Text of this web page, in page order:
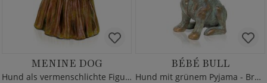
MENINE DOG
Hund als vermenschlichte Figur aus Bronzeguss
BÉBÉ BULL
Hund mit grünem Pyjama - Bronze Bullterrier